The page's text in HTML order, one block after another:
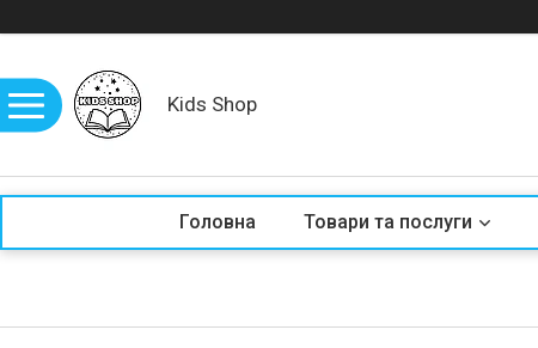
Kids Shop
Головна Товари та послуги